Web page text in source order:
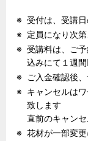
受付は、受講
定員になり次
受講料は、ご
込みにて１週
ご入金確認後
キャンセルは
致します
直前のキャン
花材が一部変